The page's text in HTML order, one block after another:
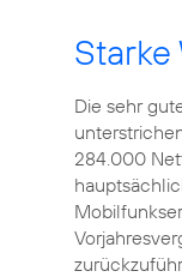
Die sehr
284.000